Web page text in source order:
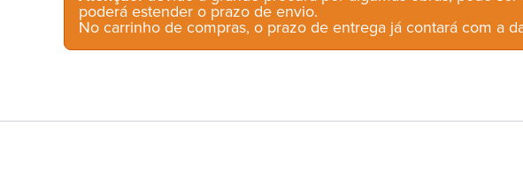
poderá estender o prazo de envio.
No carrinho de compras, o prazo de entrega já contará com a